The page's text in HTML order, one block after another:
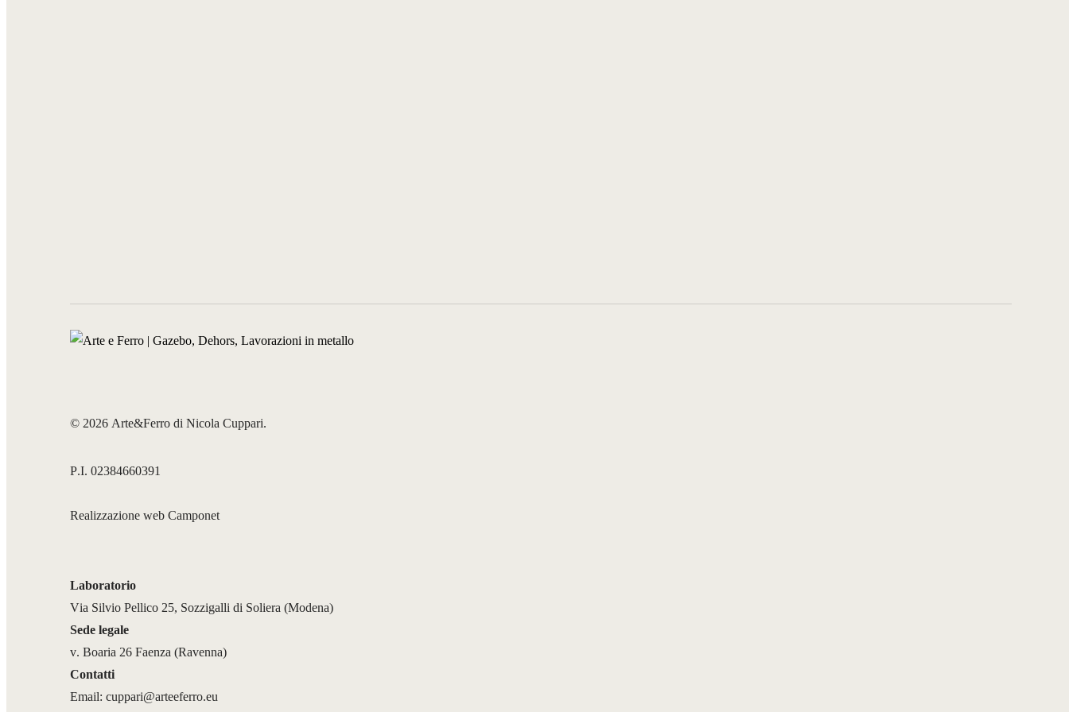
© 2026 Arte&Ferro di Nicola Cuppari.
P.I. 02384660391
Realizzazione web Camponet
Laboratorio
Via Silvio Pellico 25, Sozzigalli di Soliera (Modena)
Sede legale
v. Boaria 26 Faenza (Ravenna)
Contatti
Email: cuppari@arteeferro.eu